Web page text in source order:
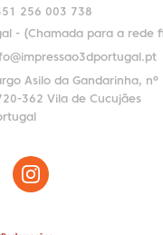
256 003 738
- (Chamada para a rede
Asilo da Gandarinha, nº
362 Vila de Cucujães